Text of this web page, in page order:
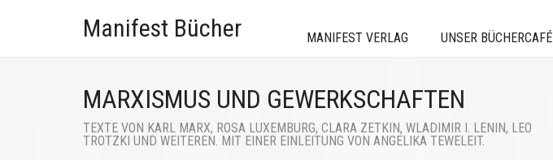
Manifest Bücher MANIFEST VERLAG UNSER BÜCHERCAFÉ
MARXISMUS UND GEWERKSCHAFTEN
TEXTE VON KARL MARX, ROSA LUXEMBURG, CLARA ZETKIN, WLADIMIR I. LENIN, LEO
TROTZKI UND WEITEREN. MIT EINER EINLEITUNG VON ANGELIKA TEWELEIT.